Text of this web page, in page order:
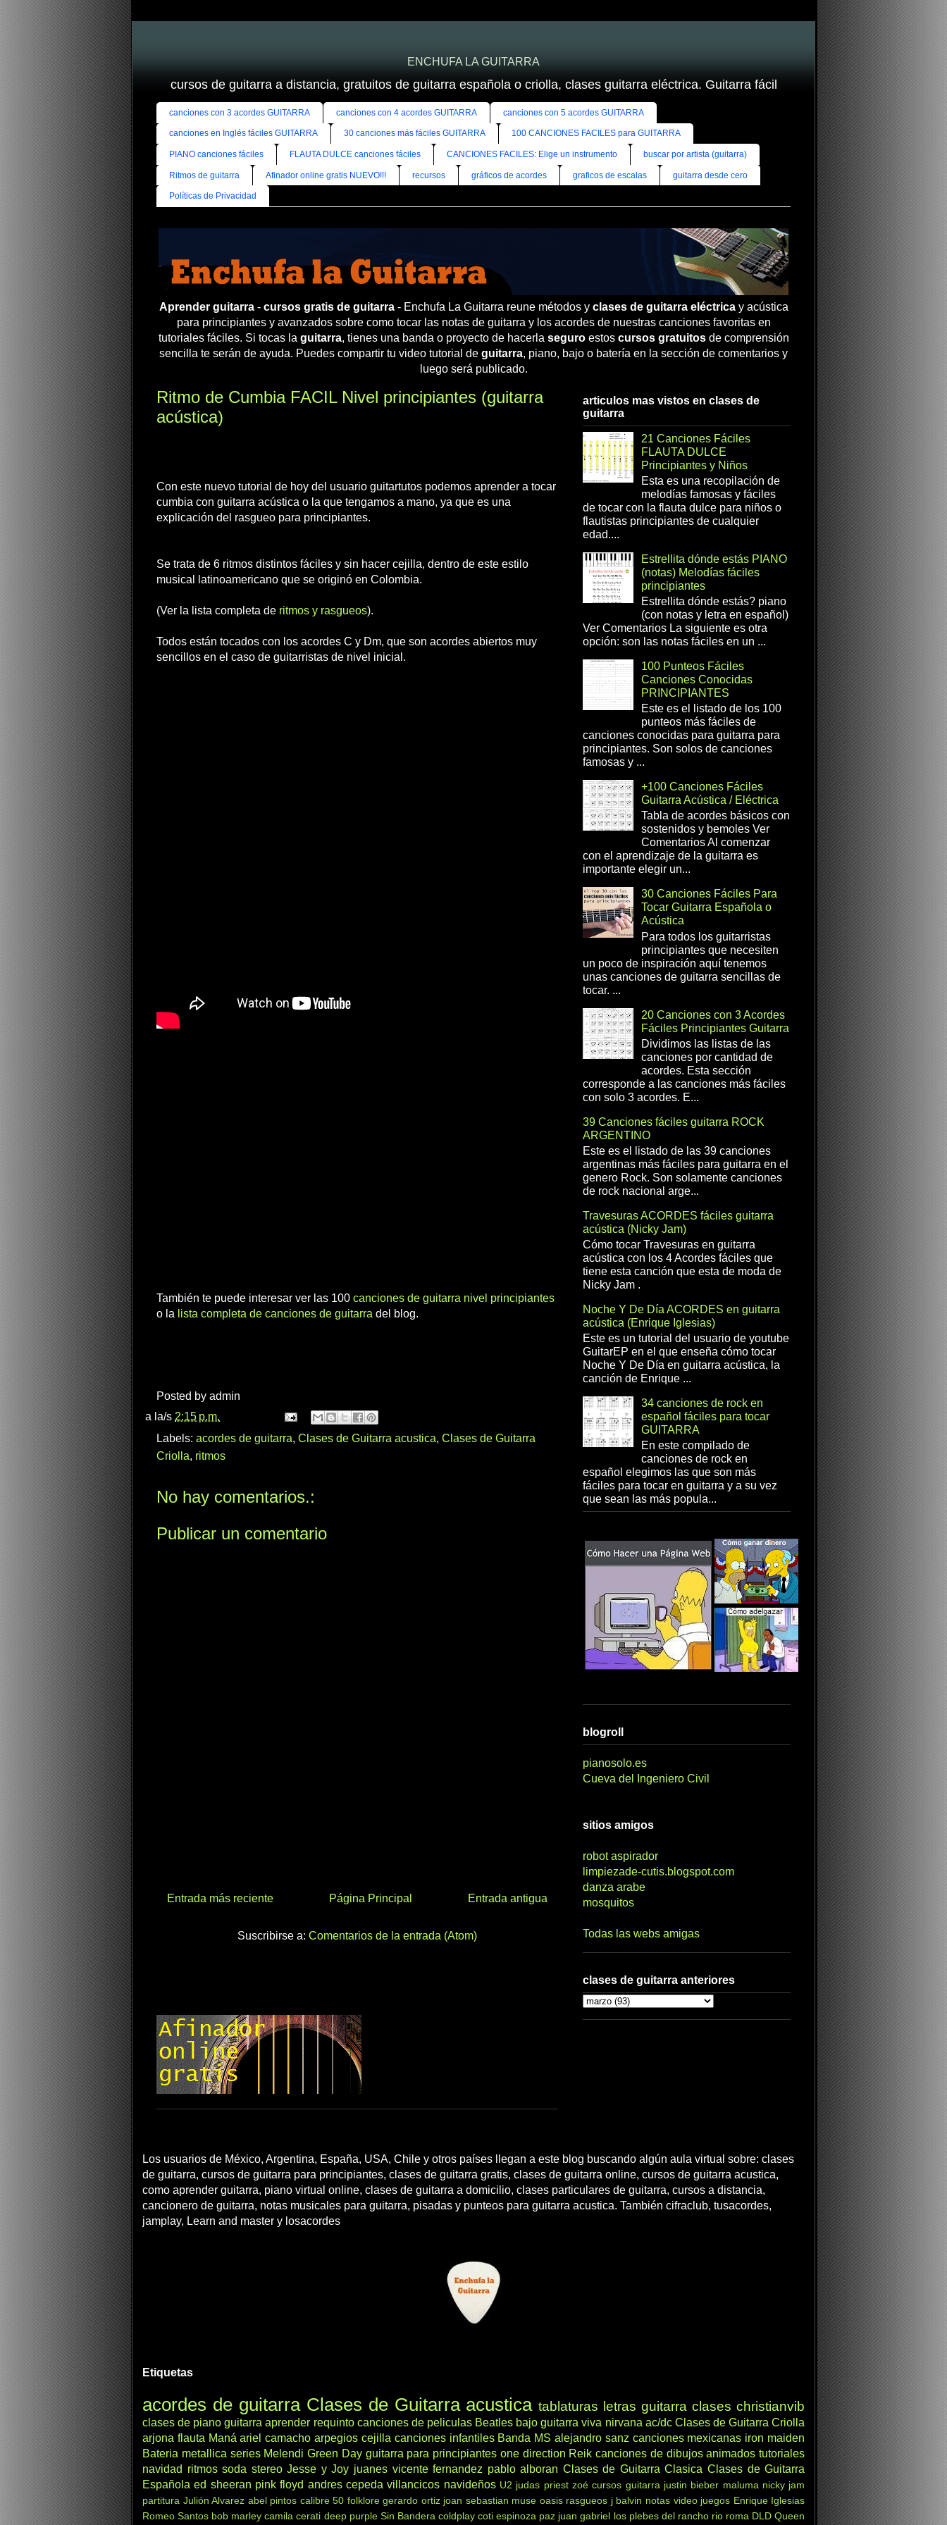
ENCHUFA LA GUITARRA
cursos de guitarra a distancia, gratuitos de guitarra española o criolla, clases guitarra eléctrica. Guitarra fácil
canciones con 3 acordes GUITARRA canciones con 4 acordes GUITARRA canciones con 5 acordes GUITARRA
canciones en Inglés fáciles GUITARRA 30 canciones más fáciles GUITARRA 100 CANCIONES FACILES para GUITARRA
PIANO canciones fáciles FLAUTA DULCE canciones fáciles CANCIONES FACILES: Elige un instrumento buscar por artista (guitarra)
Ritmos de guitarra Afinador online gratis NUEVO!!! recursos gráficos de acordes graficos de escalas guitarra desde cero
Políticas de Privacidad
Aprender guitarra- cursos gratis de guitarra- Enchufa La Guitarra reune métodos y clases de guitarra eléctricay acústica
para principiantes y avanzados sobre como tocar las notas de guitarra y los acordes de nuestras canciones favoritas en
tutoriales fáciles. Si tocas la guitarra, tienes una banda o proyecto de hacerla seguroestos cursos gratuitosde comprensión
sencilla te serán de ayuda. Puedes compartir tu video tutorial de guitarra, piano, bajo o batería en la sección de comentarios y
luego será publicado.
Ritmo de Cumbia FACIL Nivel principiantes (guitarra
acústica)
Con este nuevo tutorial de hoy del usuario guitartutos podemos aprender a tocar
cumbia con guitarra acústica o la que tengamos a mano, ya que es una
explicación del rasgueo para principiantes.
Se trata de 6 ritmos distintos fáciles y sin hacer cejilla, dentro de este estilo
musical latinoamericano que se originó en Colombia.
(Ver la lista completa de ritmos y rasgueos).
Todos están tocados con los acordes C y Dm, que son acordes abiertos muy
sencillos en el caso de guitarristas de nivel inicial.
También te puede interesar ver las 100 canciones de guitarra nivel principiantes
o la lista completa de canciones de guitarra del blog.
Posted by admin
a la/s 2:15 p.m.
Labels: acordes de guitarra, Clases de Guitarra acustica, Clases de Guitarra
Criolla, ritmos
No hay comentarios.:
Publicar un comentario
Entrada más reciente Entrada antigua
Página Principal
Suscribirse a: Comentarios de la entrada (Atom)
articulos mas vistos en clases de
guitarra
21 Canciones Fáciles
FLAUTA DULCE
Principiantes y Niños
Esta es una recopilación de
melodías famosas y fáciles
de tocar con la flauta dulce para niños o
flautistas principiantes de cualquier
edad....
Estrellita dónde estás PIANO
(notas) Melodías fáciles
principiantes
Estrellita dónde estás? piano
(con notas y letra en español)
Ver Comentarios La siguiente es otra
opción: son las notas fáciles en un ...
100 Punteos Fáciles
Canciones Conocidas
PRINCIPIANTES
Este es el listado de los 100
punteos más fáciles de
canciones conocidas para guitarra para
principiantes. Son solos de canciones
famosas y ...
+100 Canciones Fáciles
Guitarra Acústica / Eléctrica
Tabla de acordes básicos con
sostenidos y bemoles Ver
Comentarios Al comenzar
con el aprendizaje de la guitarra es
importante elegir un...
30 Canciones Fáciles Para
Tocar Guitarra Española o
Acústica
Para todos los guitarristas
principiantes que necesiten
un poco de inspiración aquí tenemos
unas canciones de guitarra sencillas de
tocar. ...
20 Canciones con 3 Acordes
Fáciles Principiantes Guitarra
Dividimos las listas de las
canciones por cantidad de
acordes. Esta sección
corresponde a las canciones más fáciles
con solo 3 acordes. E...
39 Canciones fáciles guitarra ROCK
ARGENTINO
Este es el listado de las 39 canciones
argentinas más fáciles para guitarra en el
genero Rock. Son solamente canciones
de rock nacional arge...
Travesuras ACORDES fáciles guitarra
acústica (Nicky Jam)
Cómo tocar Travesuras en guitarra
acústica con los 4 Acordes fáciles que
tiene esta canción que esta de moda de
Nicky Jam .
Noche Y De Día ACORDES en guitarra
acústica (Enrique Iglesias)
Este es un tutorial del usuario de youtube
GuitarEP en el que enseña cómo tocar
Noche Y De Día en guitarra acústica, la
canción de Enrique ...
34 canciones de rock en
español fáciles para tocar
GUITARRA
En este compilado de
canciones de rock en
español elegimos las que son más
fáciles para tocar en guitarra y a su vez
que sean las más popula...
blogroll
pianosolo.es
Cueva del Ingeniero Civil
sitios amigos
robot aspirador
limpiezade-cutis.blogspot.com
danza arabe
mosquitos
Todas las webs amigas
clases de guitarra anteriores
Los usuarios de México, Argentina, España, USA, Chile y otros países llegan a este blog buscando algún aula virtual sobre: clases
de guitarra, cursos de guitarra para principiantes, clases de guitarra gratis, clases de guitarra online, cursos de guitarra acustica,
como aprender guitarra, piano virtual online, clases de guitarra a domicilio, clases particulares de guitarra, cursos a distancia,
cancionero de guitarra, notas musicales para guitarra, pisadas y punteos para guitarra acustica. También cifraclub, tusacordes,
jamplay, Learn and master y losacordes
Etiquetas
acordes de guitarra Clases de Guitarra acustica tablaturas letras guitarra clases christianvib
clases de piano guitarra aprender requinto canciones de peliculas Beatles bajo guitarra viva nirvana ac/dc Clases de Guitarra Criolla
arjona flauta Maná ariel camacho arpegios cejilla canciones infantiles Banda MS alejandro sanz canciones mexicanas iron maiden
Bateria metallica series Melendi Green Day guitarra para principiantes one direction Reik canciones de dibujos animados tutoriales
navidad ritmos soda stereo Jesse y Joy juanes vicente fernandez pablo alboran Clases de Guitarra Clasica Clases de Guitarra
Española ed sheeran pink floyd andres cepeda villancicos navideños U2 judas priest zoé cursos guitarra justin bieber maluma nicky jam
partitura Julión Alvarez abel pintos calibre 50 folklore gerardo ortiz joan sebastian muse oasis rasgueos j balvin notas video juegos Enrique Iglesias
Romeo Santos bob marley camila cerati deep purple Sin Bandera coldplay coti espinoza paz juan gabriel los plebes del rancho rio roma DLD Queen